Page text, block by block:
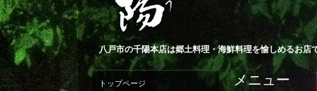
八戸市の千陽本店は郷土料理・海鮮料理を愉しめるお店
メニュー
トップページ